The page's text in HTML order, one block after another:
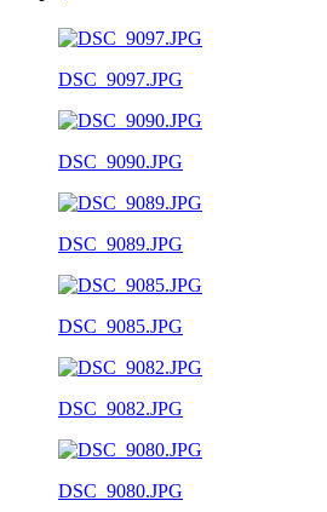
DSC_9097.JPG
DSC_9090.JPG
DSC_9089.JPG
DSC_9085.JPG
DSC_9082.JPG
DSC_9080.JPG